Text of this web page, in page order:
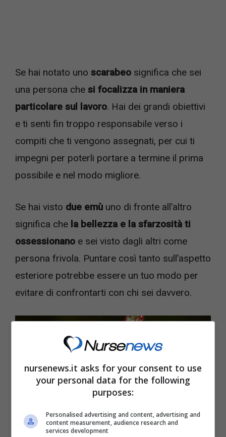
Se hai notato uno scarabeo significa che sei
una persona che si focalizza in maniera
particolare sul lavoro. Hai dei grandi obiettivi
e ti senti fin troppo responsabile verso i
compiti che ti vengono assegnati, per cui ti
impegni per poterli portare a termine il prima
possibile e nel modo migliore.
Se hai visto due emù uno di fronte all’altro
significa che la bellezza e la sfarzosità ti
ossessionano e sei visto dagli altri come
persona frivola. Puntare così tanto sull’aspetto
esteriore potrebbe essere un tuo modo per
evitare di confrontarti con chi sei davvero.
nursenews.it asks for your consent to use
your personal data for the following
purposes:
Personalised advertising and content, advertising and
content measurement, audience research and
services development